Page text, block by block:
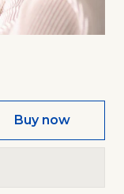
Buy now